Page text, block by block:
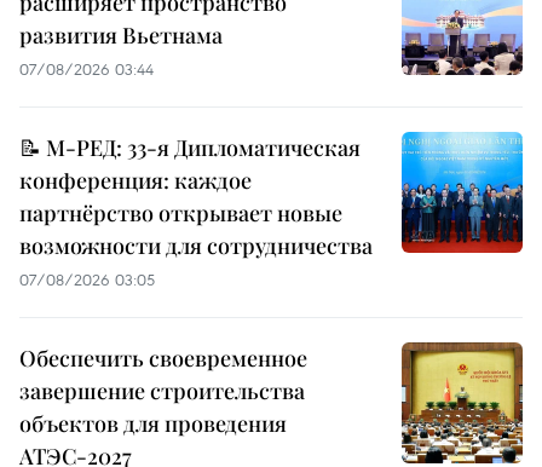
развития Вьетнама
07/08/2026 03:44
📝 М-РЕД: 33-я Дипломатическая
конференция: каждое
партнёрство открывает новые
возможности для сотрудничества
07/08/2026 03:05
Обеспечить своевременное
завершение строительства
объектов для проведения
АТЭС-2027